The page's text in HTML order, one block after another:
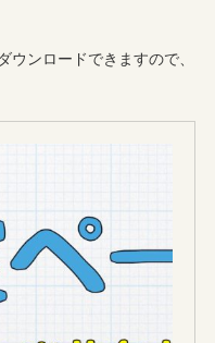
ンロードできますので、